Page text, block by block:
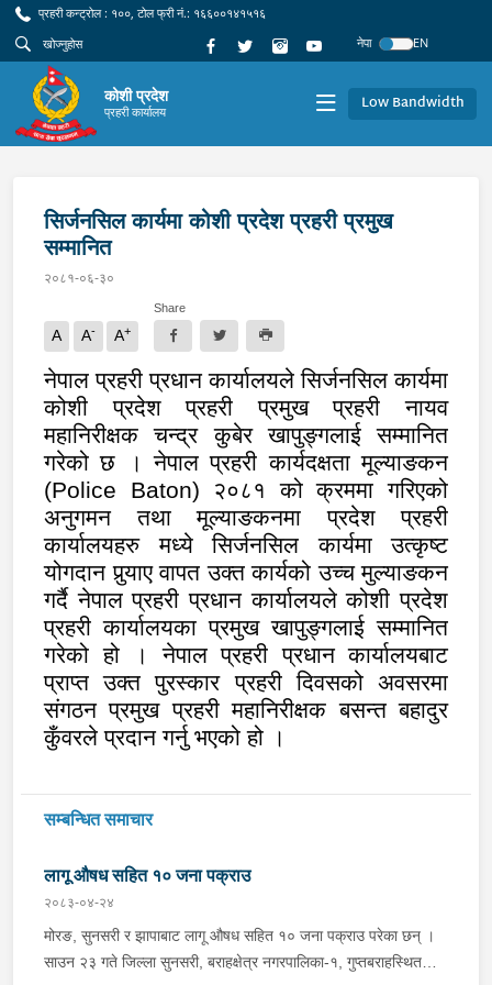
प्रहरी कन्ट्रोल : १००, टोल फ्री नं.: १६६००१४१५१६
नेपा
EN
कोशी प्रदेश
प्रहरी कार्यालय Low Bandwidth
सिर्जनसिल कार्यमा कोशी प्रदेश प्रहरी प्रमुख
सम्मानित
२०८१-०६-३०
A A- A+
Share
नेपाल प्रहरी प्रधान कार्यालयले सिर्जनसिल कार्यमा
कोशी प्रदेश प्रहरी प्रमुख प्रहरी नायव
महानिरीक्षक चन्द्र कुबेर खापुङ्गलाई सम्मानित
गरेको छ । नेपाल प्रहरी कार्यदक्षता मूल्याङकन
(Police Baton) २०८१ को क्रममा गरिएको
अनुगमन तथा मूल्याङकनमा प्रदेश प्रहरी
कार्यालयहरु मध्ये सिर्जनसिल कार्यमा उत्कृष्ट
योगदान पुर्‍याए वापत उक्त कार्यको उच्च मुल्याङकन
गर्दै नेपाल प्रहरी प्रधान कार्यालयले कोशी प्रदेश
प्रहरी कार्यालयका प्रमुख खापुङ्गलाई सम्मानित
गरेको हो ।नेपाल प्रहरी प्रधान कार्यालयबाट
प्राप्त उक्त पुरस्कार प्रहरी दिवसको अवसरमा
संगठन प्रमुख प्रहरी महानिरीक्षक बसन्त बहादुर
कुँवरले प्रदान गर्नु भएको हो ।
सम्बन्धित समाचार
लागू औषध सहित १० जना पक्राउ
२०८३-०४-२४
मोरङ, सुनसरी र झापाबाट लागू औषध सहित १० जना पक्राउ परेका छन् ।
साउन २३ गते जिल्ला सुनसरी, बराहक्षेत्र नगरपालिका-१, गुप्तबराहस्थित